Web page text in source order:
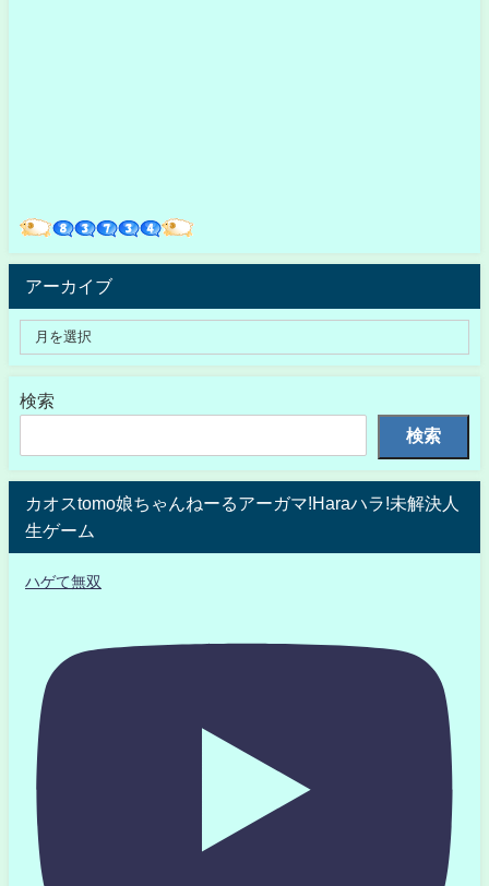
アーカイブ
検索
検索
カオスtomo娘ちゃんねーるアーガマ!Haraハラ!未解決人
生ゲーム
ハゲて無双